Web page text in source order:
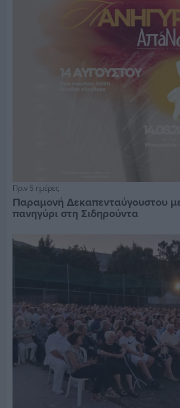
Πριν 5 ημέρες
Παραμονή Δεκαπενταύγουστου
πανηγύρι στη Σιδηρούντα